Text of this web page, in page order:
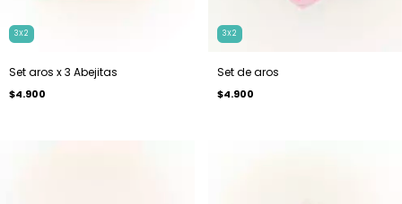
3X2
Set aros x 3 Abejitas
$4.900
3X2
Set de aros
$4.900